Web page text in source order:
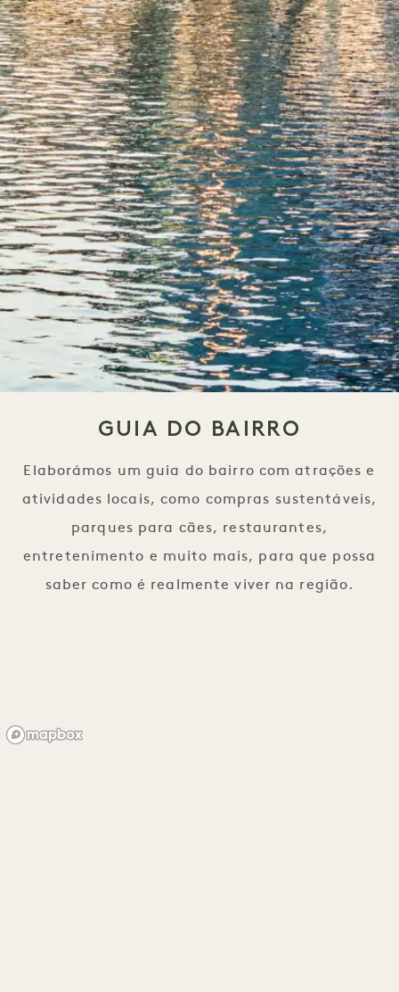
GUIA DO BAIRRO
Elaborámos um guia do bairro com atrações e
atividades locais, como compras sustentáveis,
parques para cães, restaurantes,
entretenimento e muito mais, para que possa
saber como é realmente viver na região.